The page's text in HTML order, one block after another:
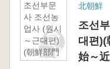
조선부문
사 조선농
업사 (원시
～근대편)
(朝鮮部門
史 朝鮮
北朝鮮
조선
대편
始～